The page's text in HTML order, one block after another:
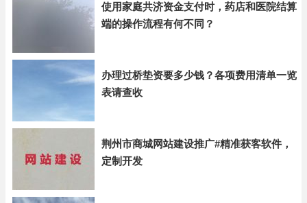
使用家庭共济资金支付时，药店和医院结算
端的操作流程有何不同？
办理过桥垫资要多少钱？各项费用清单一览
表请查收
荆州市商城网站建设推广#精准获客软件，
定制开发